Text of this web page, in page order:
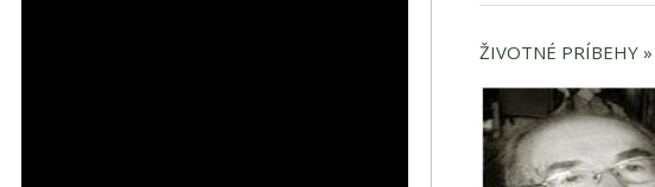
ŽIVOTNÉ PRÍBEHY